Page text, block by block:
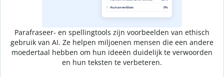
Parafraseer- en spellingtools zijn voorbeelden van ethisch
gebruik van AI. Ze helpen miljoenen mensen die een andere
moedertaal hebben om hun ideeën duidelijk te verwoorden
en hun teksten te verbeteren.